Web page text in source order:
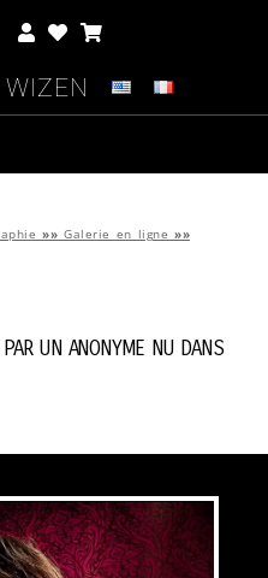
»» Galerie en ligne »»
parUn Anonyme Nu Dans